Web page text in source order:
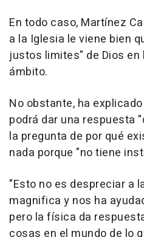
En todo caso, Martínez
a la Iglesia le viene bien
justos limites" de Dios
ámbito.
No obstante, ha
podrá dar una respuesta
la pregunta de por qué
nada porque "no tiene
"Esto no es despreciar a
magnifica y nos ha
pero la física da
cosas en el mundo de lo